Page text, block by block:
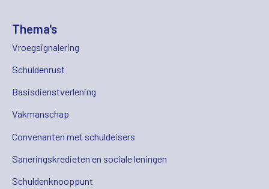
Thema's
Vroegsignalering
Schuldenrust
Basisdienstverlening
Vakmanschap
Convenanten met schuldeisers
Saneringskredieten en sociale leningen
Schuldenknooppunt